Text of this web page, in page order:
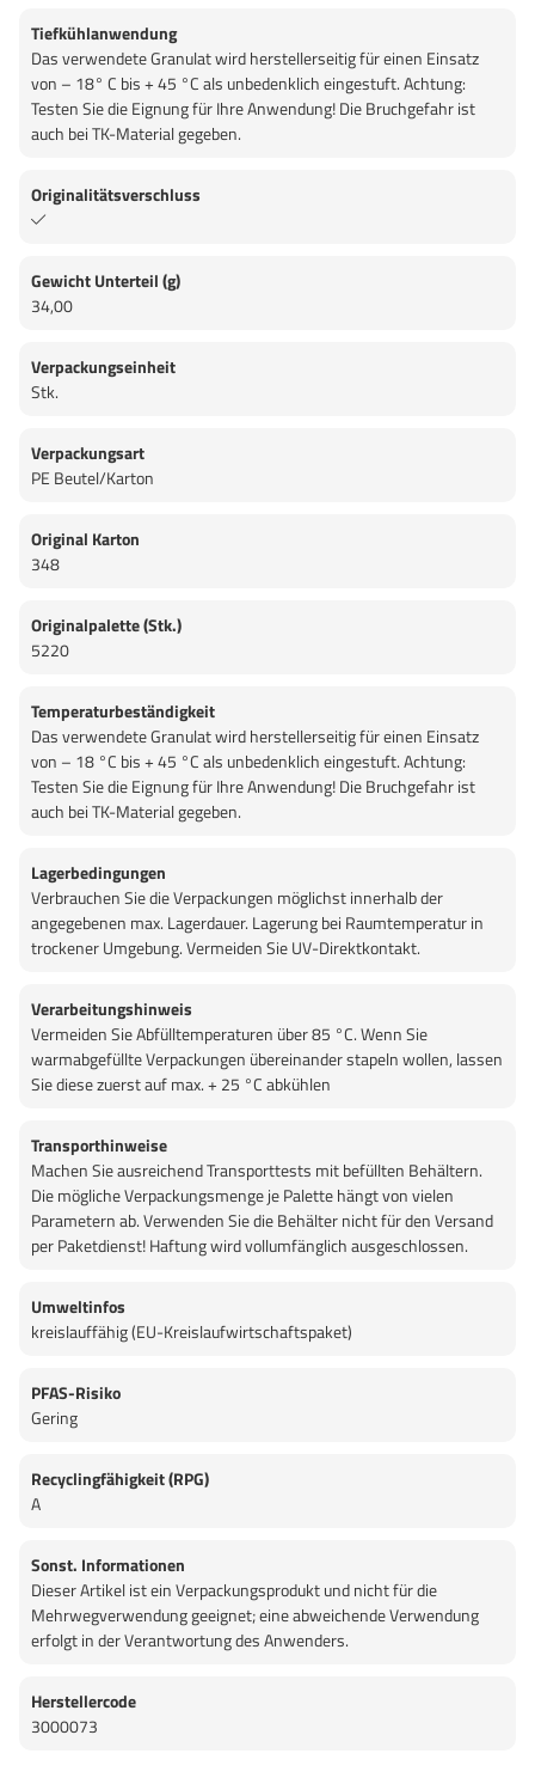
Tiefkühlanwendung
Das verwendete Granulat wird herstellerseitig für einen Einsatz
von – 18° C bis + 45 °C als unbedenklich eingestuft. Achtung:
Testen Sie die Eignung für Ihre Anwendung! Die Bruchgefahr ist
auch bei TK-Material gegeben.
Originalitätsverschluss
Gewicht Unterteil (g)
34,00
Verpackungseinheit
Stk.
Verpackungsart
PE Beutel/Karton
Original Karton
348
Originalpalette (Stk.)
5220
Temperaturbeständigkeit
Das verwendete Granulat wird herstellerseitig für einen Einsatz
von – 18 °C bis + 45 °C als unbedenklich eingestuft. Achtung:
Testen Sie die Eignung für Ihre Anwendung! Die Bruchgefahr ist
auch bei TK-Material gegeben.
Lagerbedingungen
Verbrauchen Sie die Verpackungen möglichst innerhalb der
angegebenen max. Lagerdauer. Lagerung bei Raumtemperatur in
trockener Umgebung. Vermeiden Sie UV-Direktkontakt.
Verarbeitungshinweis
Vermeiden Sie Abfülltemperaturen über 85 °C. Wenn Sie
warmabgefüllte Verpackungen übereinander stapeln wollen, lassen
Sie diese zuerst auf max. + 25 °C abkühlen
Transporthinweise
Machen Sie ausreichend Transporttests mit befüllten Behältern.
Die mögliche Verpackungsmenge je Palette hängt von vielen
Parametern ab. Verwenden Sie die Behälter nicht für den Versand
per Paketdienst! Haftung wird vollumfänglich ausgeschlossen.
Umweltinfos
kreislauffähig (EU-Kreislaufwirtschaftspaket)
PFAS-Risiko
Gering
Recyclingfähigkeit (RPG)
A
Sonst. Informationen
Dieser Artikel ist ein Verpackungsprodukt und nicht für die
Mehrwegverwendung geeignet; eine abweichende Verwendung
erfolgt in der Verantwortung des Anwenders.
Herstellercode
3000073